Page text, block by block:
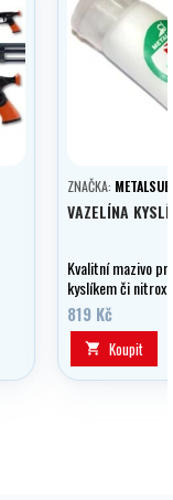
ZNAČKA: METALSUB
VAZELÍNA
Kvalitní mazivo
kyslíkem či
819 Kč
 Koupit